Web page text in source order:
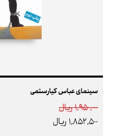
سینمای عباس کیارستمی
1,950,000 ريال
1,852,500 ريال